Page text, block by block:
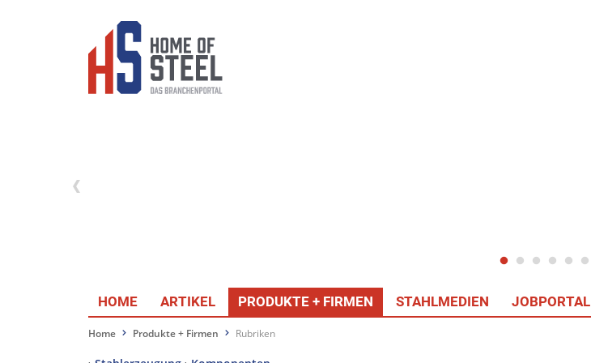
HOME ARTIKEL PRODUKTE + FIRMEN STAHLMEDIEN JOBPORTAL
Home Produkte + Firmen Rubriken